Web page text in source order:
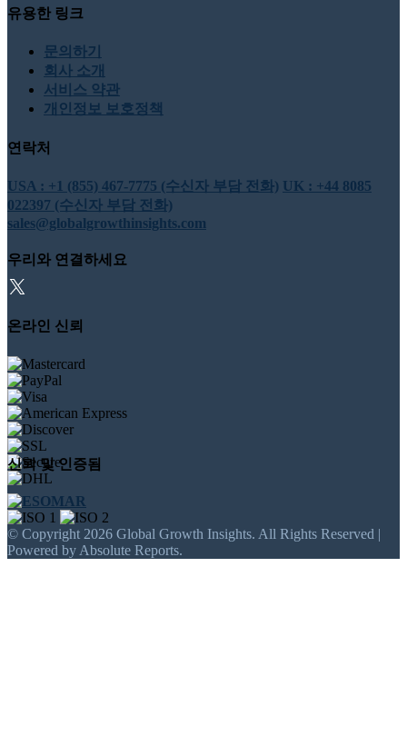
유용한 링크
문의하기
회사 소개
서비스 약관
개인정보 보호정책
연락처
USA : +1 (855) 467-7775 (수신자 부담 전화) UK : +44 8085
022397 (수신자 부담 전화)
sales@globalgrowthinsights.com
우리와 연결하세요
온라인 신뢰
신뢰 및 인증됨
© Copyright 2026 Global Growth Insights. All Rights Reserved |
Powered by Absolute Reports.